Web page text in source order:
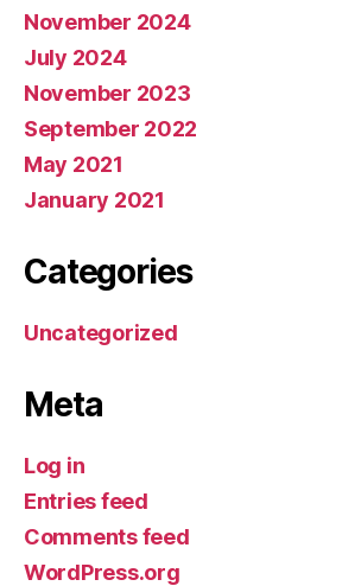
November 2024
July 2024
November 2023
September 2022
May 2021
January 2021
Categories
Uncategorized
Meta
Log in
Entries feed
Comments feed
WordPress.org